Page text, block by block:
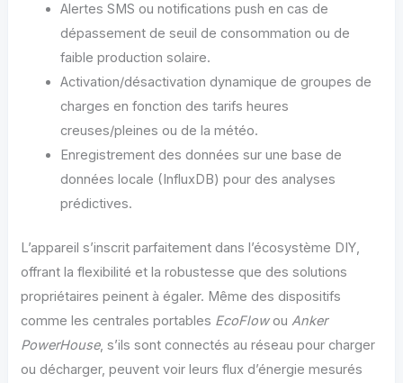
Alertes SMS ou notifications push en cas de
dépassement de seuil de consommation ou de
faible production solaire.
Activation/désactivation dynamique de groupes de
charges en fonction des tarifs heures
creuses/pleines ou de la météo.
Enregistrement des données sur une base de
données locale (InfluxDB) pour des analyses
prédictives.
L’appareil s’inscrit parfaitement dans l’écosystème DIY,
offrant la flexibilité et la robustesse que des solutions
propriétaires peinent à égaler. Même des dispositifs
comme les centrales portables EcoFlowouAnker
PowerHouse, s’ils sont connectés au réseau pour charger
ou décharger, peuvent voir leurs flux d’énergie mesurés